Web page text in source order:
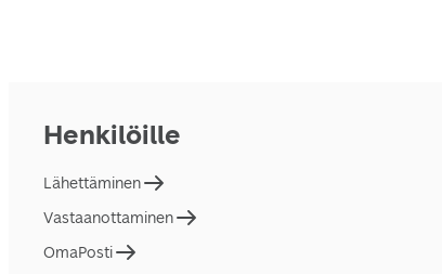
Henkilöille
Lähettäminen
Vastaanottaminen
OmaPosti